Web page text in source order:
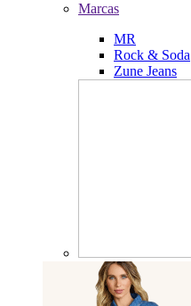
Marcas
MR
Rock & Soda
Zune Jeans